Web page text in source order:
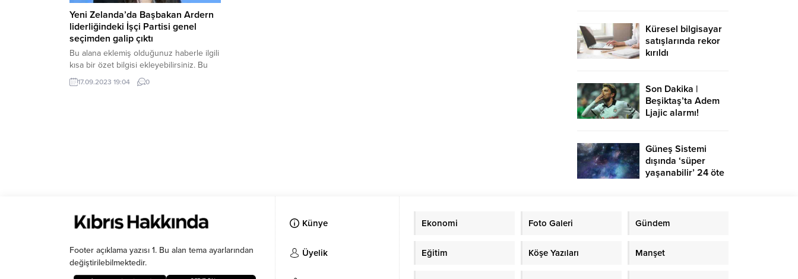
Yeni Zelanda’da Başbakan Ardern
liderliğindeki İşçi Partisi genel
seçimden galip çıktı
Bu alana eklemiş olduğunuz haberle ilgili
kısa bir özet bilgisi ekleyebilirsiniz. Bu
metin yazı düzenleme sayfasında “Özet”
bölümünden eklenebilir. Özet
17.09.2023 19:04 0
Küresel bilgisayar
satışlarında rekor
kırıldı
Son Dakika |
Beşiktaş’ta Adem
Ljajic alarmı!
Güneş Sistemi
dışında ‘süper
yaşanabilir’ 24 öte
Footer açıklama yazısı 1. Bu alan tema ayarlarından
değiştirilebilmektedir.
Künye
Üyelik
Ekonomi Foto Galeri Gündem
Eğitim Köşe Yazıları Manşet